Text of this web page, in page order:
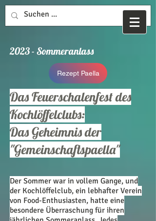
2023 - Sommeranlass
Rezept Paella
Das Feuerschalenfest des
Kochlöffelclubs:
Das Geheimnis der
"Gemeinschaftspaella"
Der Sommer war in vollem Gange, und
der Kochlöffelclub, ein lebhafter Verein
von Food-Enthusiasten, hatte eine
besondere Überraschung für ihren